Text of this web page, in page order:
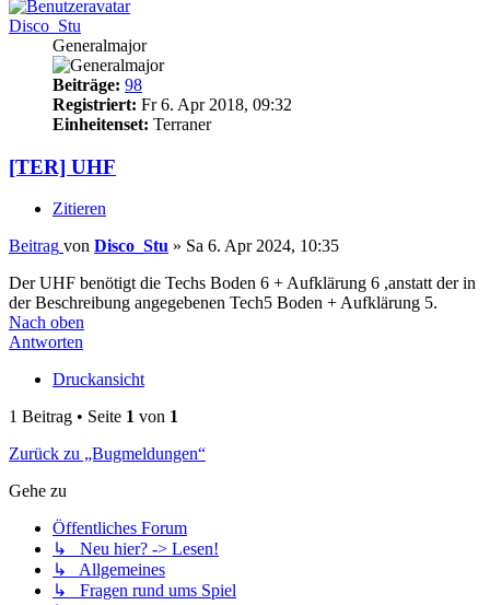
Disco_Stu
Generalmajor
Beiträge: 98
Registriert: Fr 6. Apr 2018, 09:32
Einheitenset: Terraner
[TER] UHF
Zitieren
Beitrag von Disco_Stu » Sa 6. Apr 2024, 10:35
Der UHF benötigt die Techs Boden 6 + Aufklärung 6 ,anstatt der in
der Beschreibung angegebenen Tech5 Boden + Aufklärung 5.
Nach oben
Antworten
Druckansicht
1 Beitrag • Seite 1 von 1
Zurück zu „Bugmeldungen“
Gehe zu
Öffentliches Forum
↳ Neu hier? -> Lesen!
↳ Allgemeines
↳ Fragen rund ums Spiel